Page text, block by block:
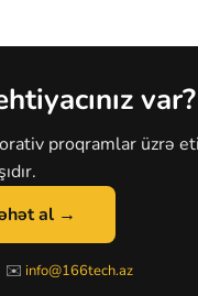
var?
proqramlar üzrə
al →
✉️ info@166tech.az